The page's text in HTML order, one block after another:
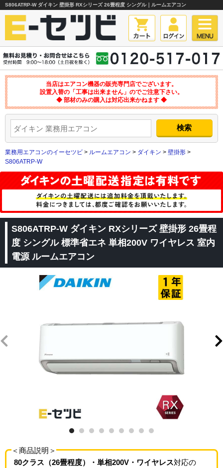
S806ATRP-W ダイキン 壁掛形 RXシリーズ 26畳程度 シングル｜ルームエアコン
当店はエアコン機器の販売専門店でございます。
設置入替の「工事は出来ません」のでご注意下さい。
◆ 部材のみの購入は対応出来かねます ◆
業務用エアコンのイーセツビ > ルームエアコン > ダイキン > 壁掛形 >
S806ATRP-W
S806ATRP-W ダイキン RXシリーズ 壁掛形 26畳程
度 シングル 標準省エネ 単相200V ワイヤレス 室内
電源 ルームエアコン
＜商品説明＞
80クラス（26畳程度）・単相200V・ワイヤレス対応の